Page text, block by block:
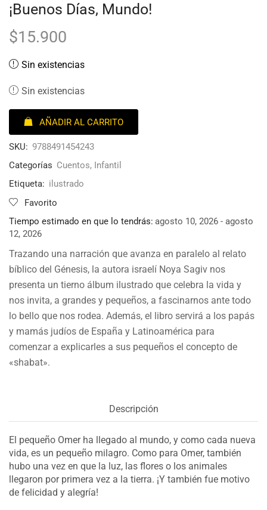
¡Buenos Días, Mundo!
$15.900
Sin existencias
Sin existencias
AÑADIR AL CARRITO
SKU: 9788491454243
Categorías Cuentos, Infantil
Etiqueta: ilustrado
Favorito
Tiempo estimado en que lo tendrás: agosto 10, 2026 - agosto
12, 2026
Trazando una narración que avanza en paralelo al relato
bíblico del Génesis, la autora israelí Noya Sagiv nos
presenta un tierno álbum ilustrado que celebra la vida y
nos invita, a grandes y pequeños, a fascinarnos ante todo
lo bello que nos rodea. Además, el libro servirá a los papás
y mamás judíos de España y Latinoamérica para
comenzar a explicarles a sus pequeños el concepto de
«shabat».
Descripción
El pequeño Omer ha llegado al mundo, y como cada nueva
vida, es un pequeño milagro. Como para Omer, también
hubo una vez en que la luz, las flores o los animales
llegaron por primera vez a la tierra. ¡Y también fue motivo
de felicidad y alegría!